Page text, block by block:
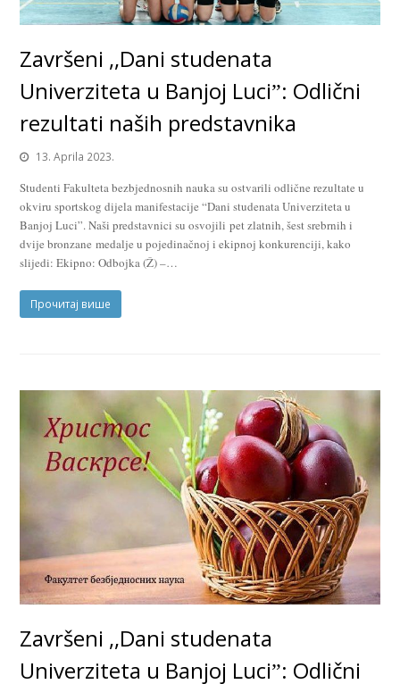
Završeni ,,Dani studenata
Univerziteta u Banjoj Luciˮ: Odlični
rezultati naših predstavnika
13. Aprila 2023.
Studenti Fakulteta bezbjednosnih nauka su ostvarili odlične rezultate u
okviru sportskog dijela manifestacije “Dani studenata Univerziteta u
Banjoj Luci”. Naši predstavnici su osvojili pet zlatnih, šest srebrnih i
dvije bronzane medalje u pojedinačnoj i ekipnoj konkurenciji, kako
slijedi: Ekipno: Odbojka (Ž) –…
Прочитај више
Završeni ,,Dani studenata
Univerziteta u Banjoj Luciˮ: Odlični